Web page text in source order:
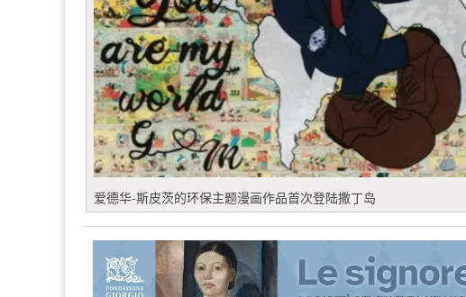
爱德华-斯皮茨的环保主题漫画作品首次登陆撒丁岛